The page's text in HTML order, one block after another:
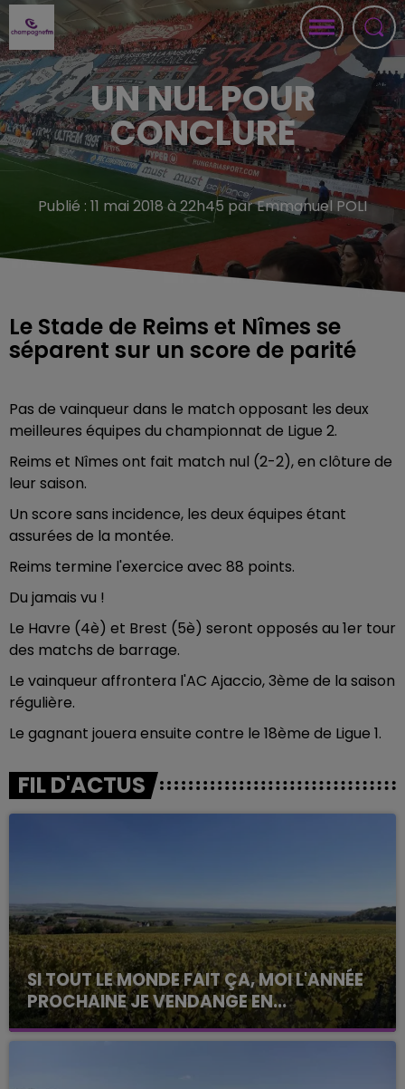
UN NUL POUR
CONCLURE
Publié : 11 mai 2018 à 22h45 par Emmanuel POLI
Le Stade de Reims et Nîmes se
séparent sur un score de parité
Pas de vainqueur dans le match opposant les deux
meilleures équipes du championnat de Ligue 2.
Reims et Nîmes ont fait match nul (2-2), en clôture de
leur saison.
Un score sans incidence, les deux équipes étant
assurées de la montée.
Reims termine l'exercice avec 88 points.
Du jamais vu !
Le Havre (4è) et Brest (5è) seront opposés au 1er tour
des matchs de barrage.
Le vainqueur affrontera l'AC Ajaccio, 3ème de la saison
régulière.
Le gagnant jouera ensuite contre le 18ème de Ligue 1.
FIL D'ACTUS
SI TOUT LE MONDE FAIT ÇA, MOI L'ANNÉE
PROCHAINE JE VENDANGE EN...
La vendange en Champagne a débuté ce jeudi 6
août dans la commune de Montgueux (Aube). Du